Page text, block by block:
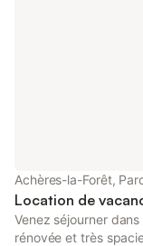
Achères-la-Forêt,
Location de
Venez séjourner
rénovée et très